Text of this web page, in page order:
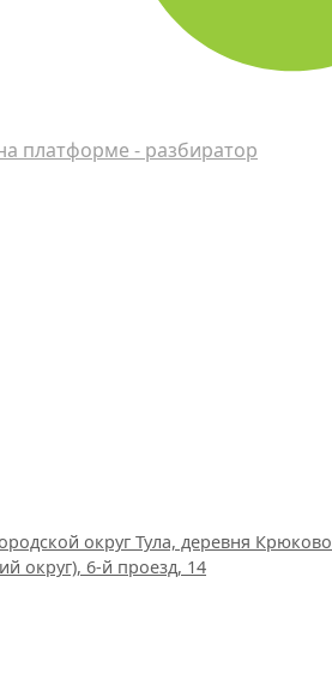
платформе - разбиратор
округ Тула, деревня Крюково
округ), 6-й проезд, 14